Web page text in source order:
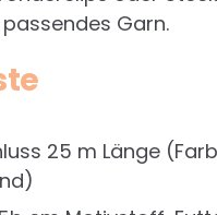
Garn.
25 m Länge